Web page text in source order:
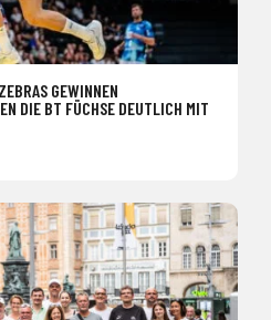
GEWINNEN
DIE BT FÜCHSE DEUTLICH MIT